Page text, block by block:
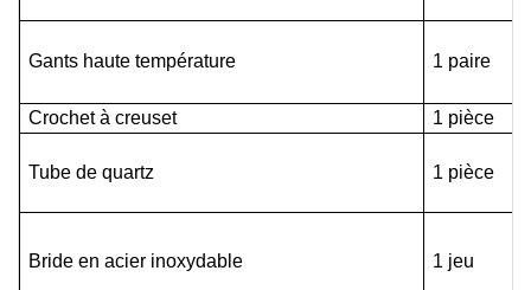
Gants haute température 1 paire
Crochet à creuset 1 pièce
Tube de quartz 1 pièce
Bride en acier inoxydable 1 jeu